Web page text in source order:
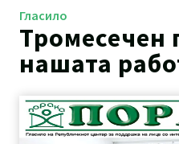
Гласило
Тромесечен
нашата
PagePagePage